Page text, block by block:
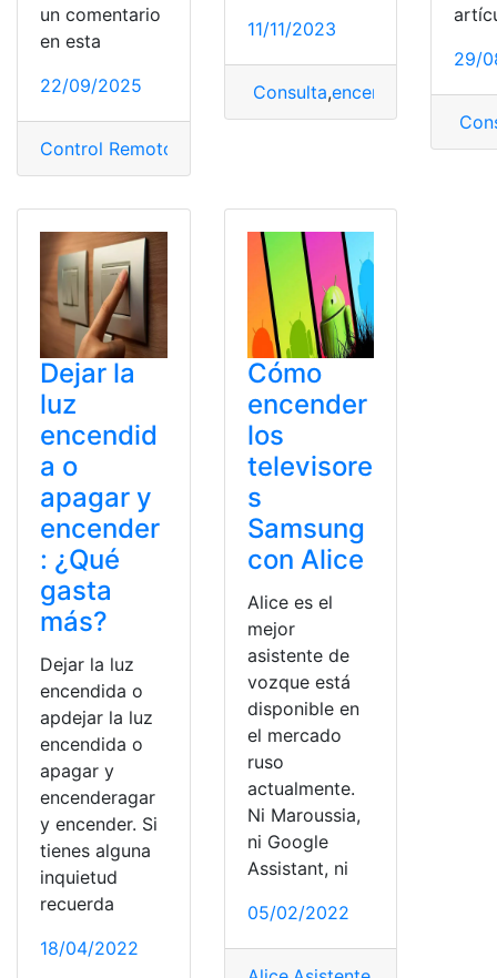
un comentario
en esta
22/09/2025
Control Remoto Smart TV,
11/11/2023
Consulta,encender Router,
29/
Dejar la
luz
encendid
a o
apagar y
encender
: ¿Qué
gasta
más?
Dejar la luz
encendida o
apdejar la luz
encendida o
apagar y
encenderagar
y encender. Si
tienes alguna
inquietud
recuerda
18/04/2022
Cómo
encender
los
televisore
s
Samsung
con Alice
Alice es el
mejor
asistente de
vozque está
disponible en
el mercado
ruso
actualmente.
Ni Maroussia,
ni Google
Assistant, ni
05/02/2022